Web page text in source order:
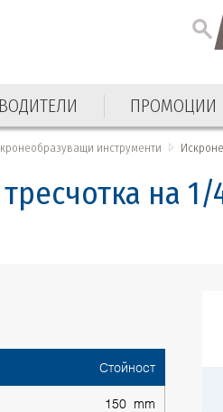
ПРОМОЦИИ
инструменти
на 1/
Стойност
150 mm